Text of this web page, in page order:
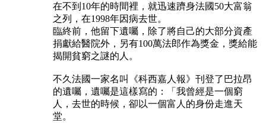
在不到10年的時間裡，就迅速躋身法國50大富翁
之列，在1998年因病去世。
臨終前，他留下遺囑，除了將自己的大部分資產
捐獻給醫院外，另有100萬法郎作為獎金，獎給能
揭開貧窮之謎的人。
不久法國一家名叫《科西嘉人報》刊登了巴拉昂
的遺囑，遺囑是這樣寫的：「我曾經是一個窮
人，去世的時候，卻以一個富人的身份走進天
堂。